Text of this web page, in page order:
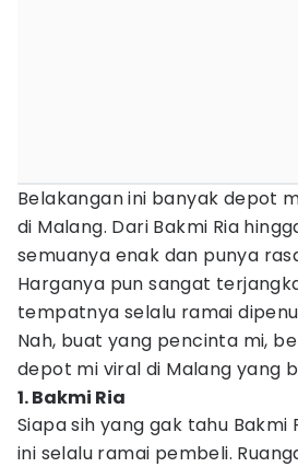
Belakangan ini banyak depot
di Malang. Dari Bakmi Ria
semuanya enak dan punya
Harganya pun sangat
tempatnya selalu ramai
Nah, buat yang pencinta mi,
depot mi viral di Malang yang
1. Bakmi Ria
Siapa sih yang gak tahu
ini selalu ramai pembeli.